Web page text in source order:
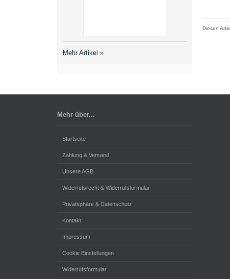
Diesen
Mehr Artikel »
Mehr über...
Startseite
Zahlung & Versand
Unsere AGB
Widerrufsrecht & Widerrufsformular
Privatsphäre & Datenschutz
Kontakt
Impressum
Cookie Einstellungen
Widerrufsformular